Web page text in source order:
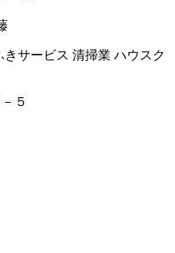
きサービス 清掃業 ハウスク
５